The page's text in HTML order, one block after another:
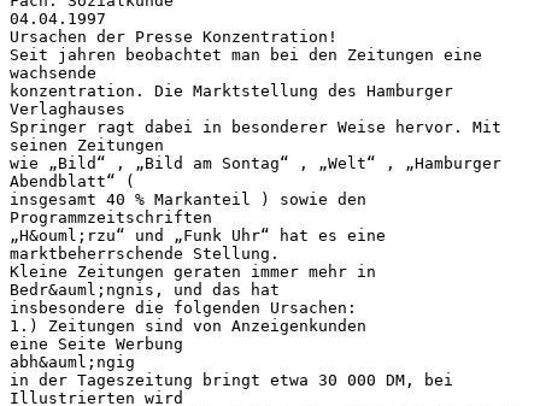
04.04.1997
Ursachen der Presse Konzentration!
Seit jahren beobachtet man bei den Zeitungen eine
wachsende
konzentration. Die Marktstellung des Hamburger
Verlaghauses
Springer ragt dabei in besonderer Weise hervor. Mit
seinen Zeitungen
wie „Bild“ , „Bild am Sontag“ , „Welt“ , „Hamburger
Abendblatt“ (
insgesamt 40 % Markanteil ) sowie den
Programmzeitschriften
„H&ouml;rzu“ und „Funk Uhr“ hat es eine
marktbeherrschende Stellung.
Kleine Zeitungen geraten immer mehr in
Bedr&auml;ngnis, und das hat
insbesondere die folgenden Ursachen:
1.) Zeitungen sind von Anzeigenkunden
eine Seite Werbung
abh&auml;ngig
in der Tageszeitung bringt etwa 30 000 DM, bei
Illustrierten wird